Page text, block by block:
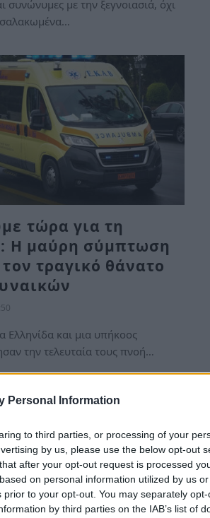
Personal Information
to third parties, or processing of your
by us, please use the below opt-out
after your opt-out request is processed
on personal information utilized by us
to your opt-out. You may separately
by third parties on the IAB’s list of
συνώνυμες με την ξεγνοιασιά, όχι
τώρα για τη
Η μαύρη σύμπτωση
τραγικό θάνατο
Ελληνίδα και μια υπήκοος
την τελευταία τους πνοή…